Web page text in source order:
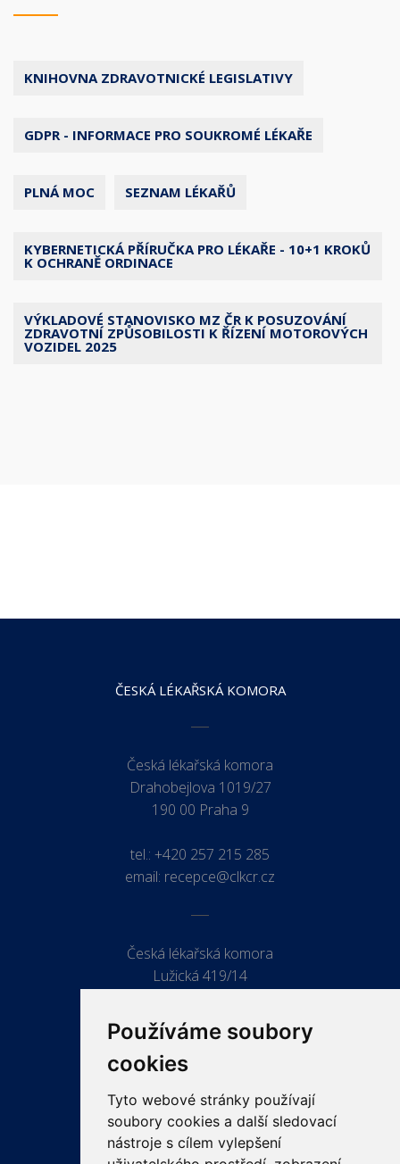
Používáme soubory
cookies
Tyto webové stránky používají
soubory cookies a další sledovací
nástroje s cílem vylepšení
KNIHOVNA ZDRAVOTNICKÉ LEGISLATIVY
GDPR - INFORMACE PRO SOUKROMÉ LÉKAŘE
PLNÁ MOC SEZNAM LÉKAŘŮ
KYBERNETICKÁ PŘÍRUČKA PRO LÉKAŘE - 10+1 KROKŮ
K OCHRANĚ ORDINACE
VÝKLADOVÉ STANOVISKO MZ ČR K POSUZOVÁNÍ
ZDRAVOTNÍ ZPŮSOBILOSTI K ŘÍZENÍ MOTOROVÝCH
VOZIDEL 2025
ČESKÁ LÉKAŘSKÁ KOMORA
Česká lékařská komora
Drahobejlova 1019/27
190 00 Praha 9
tel.: +420 257 215 285
email: recepce@clkcr.cz
Česká lékařská komora
Lužická 419/14
ODKAZY
PRO LÉKAŘE